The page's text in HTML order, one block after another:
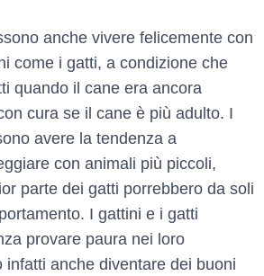
anche vivere felicemente con
come i gatti, a condizione che
quando il cane era ancora
cura se il cane è più adulto. I
avere la tendenza a
con animali più piccoli,
parte dei gatti porrebbero da soli
I gattini e i gatti
provare paura nei loro
infatti anche diventare dei buoni